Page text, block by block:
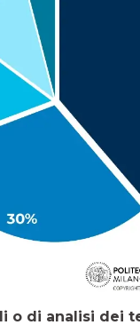
o di analisi dei